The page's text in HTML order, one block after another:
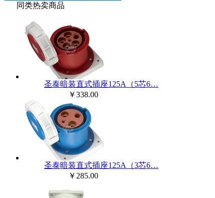
同类热卖商品
圣泰暗装直式插座125A（5芯6…
￥338.00
圣泰暗装直式插座125A（3芯6…
￥285.00